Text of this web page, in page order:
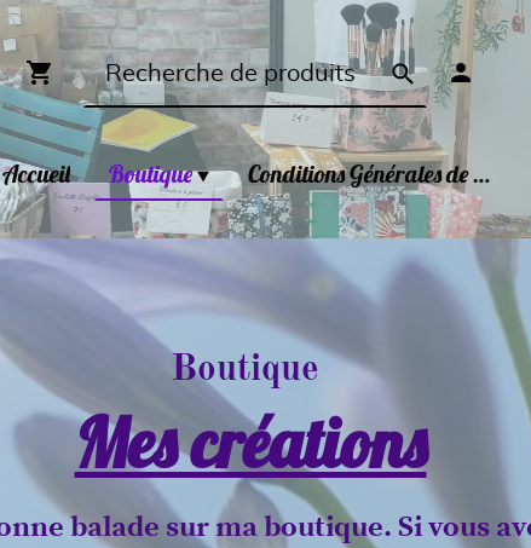
Accueil Boutique Conditions Générales de Ventes
Boutique
Mes créations
balade sur ma boutique. Si vous